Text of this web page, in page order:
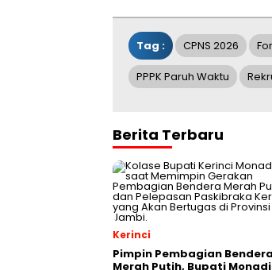
Tag : CPNS 2026
PPPK Paruh Waktu
Berita Terbaru
Kerinci
Pimpin Pembagian Bendera
Merah Putih, Bupati Monadi